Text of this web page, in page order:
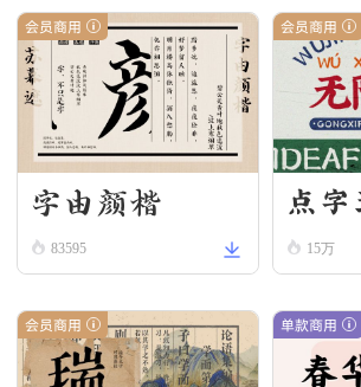
会员商用
字由颜楷
83595
会员商用
点
本15万
会员商用 单款商用